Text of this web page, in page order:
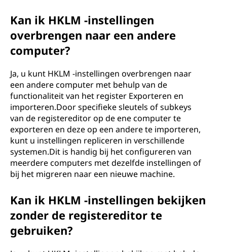
Kan ik HKLM -instellingen
overbrengen naar een andere
computer?
Ja, u kunt HKLM -instellingen overbrengen naar
een andere computer met behulp van de
functionaliteit van het register Exporteren en
importeren.Door specifieke sleutels of subkeys
van de registereditor op de ene computer te
exporteren en deze op een andere te importeren,
kunt u instellingen repliceren in verschillende
systemen.Dit is handig bij het configureren van
meerdere computers met dezelfde instellingen of
bij het migreren naar een nieuwe machine.
Kan ik HKLM -instellingen bekijken
zonder de registereditor te
gebruiken?